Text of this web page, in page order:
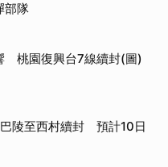
部隊
桃園復興台7線續封(圖)
陵至西村續封 預計10日